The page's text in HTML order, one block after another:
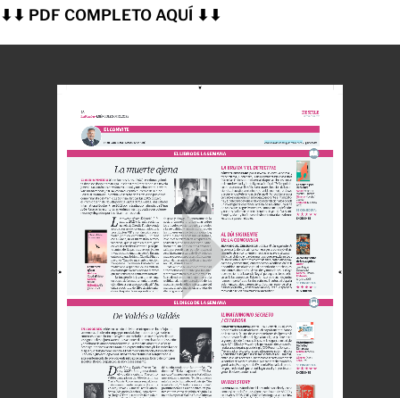
⬇⬇ PDF COMPLETO AQUÍ ⬇⬇